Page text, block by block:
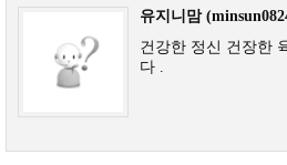
유지니맘
건강한 정신 건장한
다 .